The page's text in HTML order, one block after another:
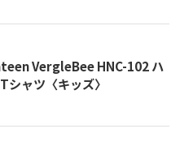
VergleBee HNC-102 ハ
シャツ〈キッズ〉